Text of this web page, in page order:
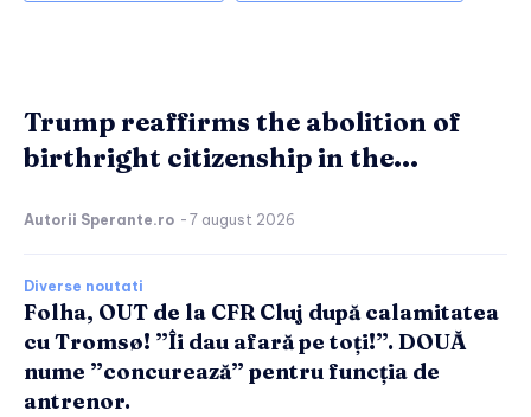
Trump reaffirms the abolition of
birthright citizenship in the...
Autorii Sperante.ro - 7 august 2026
Diverse noutati
Folha, OUT de la CFR Cluj după calamitatea
cu Tromsø! ”Îi dau afară pe toți!”. DOUĂ
nume ”concurează” pentru funcția de
antrenor.